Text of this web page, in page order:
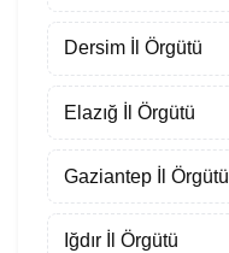
Dersim İl Örgütü
Elazığ İl Örgütü
Gaziantep İl Örgütü
Iğdır İl Örgütü